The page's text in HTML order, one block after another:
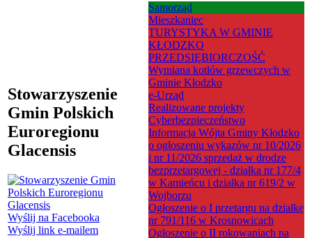
Stowarzyszenie
Gmin Polskich
Euroregionu
Glacensis
Wyślij na Facebooka
Wyślij link e-mailem
Samorząd
Mieszkaniec
TURYSTYKA W GMINIE
KŁODZKO
PRZEDSIĘBIORCZOŚĆ
Wymiana kotłów grzewczych w
Gminie Kłodzko
e-Urząd
Realizowane projekty
Cyberbezpieczeństwo
Informacja Wójta Gminy Kłodzko
o ogłoszeniu wykazów nr 10/2026
i nr 11/2026 sprzedaż w drodze
bezprzetargowej - działka nr 177/4
w Kamieńcu i działka nr 619/2 w
Wojborzu
Ogłoszenie o I przetargu na działkę
nr 791/116 w Krosnowicach
Ogłoszenie o II rokowaniach na